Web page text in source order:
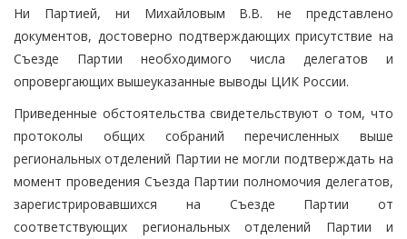
Ни Партией, ни Михайловым В.В. не представлено
документов, достоверно подтверждающих присутствие на
Съезде Партии необходимого числа делегатов и
опровергающих вышеуказанные выводы ЦИК России.
Приведенные обстоятельства свидетельствуют о том, что
протоколы общих собраний перечисленных выше
региональных отделений Партии не могли подтверждать на
момент проведения Съезда Партии полномочия делегатов,
зарегистрировавшихся на Съезде Партии от
соответствующих региональных отделений Партии и